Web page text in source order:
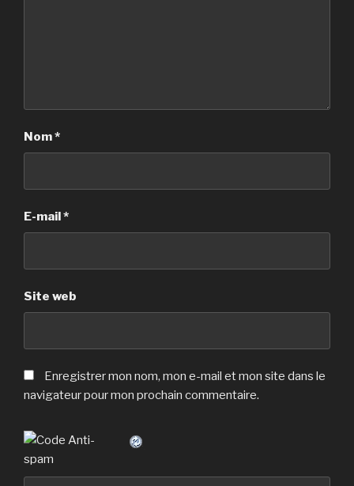
Nom*
E-mail*
Site web
Enregistrer mon nom, mon e-mail et mon site dans le
navigateur pour mon prochain commentaire.